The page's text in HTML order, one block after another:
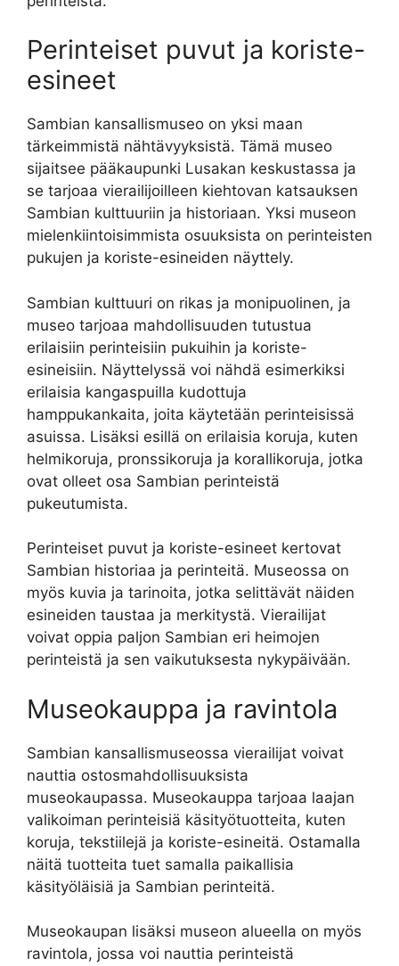
Perinteiset puvut ja koriste-
esineet
Sambian kansallismuseo on yksi maan
tärkeimmistä nähtävyyksistä. Tämä museo
sijaitsee pääkaupunki Lusakan keskustassa ja
se tarjoaa vierailijoilleen kiehtovan katsauksen
Sambian kulttuuriin ja historiaan. Yksi museon
mielenkiintoisimmista osuuksista on perinteisten
pukujen ja koriste-esineiden näyttely.
Sambian kulttuuri on rikas ja monipuolinen, ja
museo tarjoaa mahdollisuuden tutustua
erilaisiin perinteisiin pukuihin ja koriste-
esineisiin. Näyttelyssä voi nähdä esimerkiksi
erilaisia kangaspuilla kudottuja
hamppukankaita, joita käytetään perinteisissä
asuissa. Lisäksi esillä on erilaisia koruja, kuten
helmikoruja, pronssikoruja ja korallikoruja, jotka
ovat olleet osa Sambian perinteistä
pukeutumista.
Perinteiset puvut ja koriste-esineet kertovat
Sambian historiaa ja perinteitä. Museossa on
myös kuvia ja tarinoita, jotka selittävät näiden
esineiden taustaa ja merkitystä. Vierailijat
voivat oppia paljon Sambian eri heimojen
perinteistä ja sen vaikutuksesta nykypäivään.
Museokauppa ja ravintola
Sambian kansallismuseossa vierailijat voivat
nauttia ostosmahdollisuuksista
museokaupassa. Museokauppa tarjoaa laajan
valikoiman perinteisiä käsityötuotteita, kuten
koruja, tekstiilejä ja koriste-esineitä. Ostamalla
näitä tuotteita tuet samalla paikallisia
käsityöläisiä ja Sambian perinteitä.
Museokaupan lisäksi museon alueella on myös
ravintola, jossa voi nauttia perinteistä